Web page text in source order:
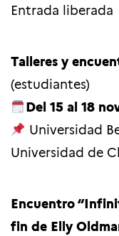
Entrada liberada
Talleres y
(estudiantes)
Del 15 al 18
Universidad
Universidad de
Encuentro “
fin de Elly